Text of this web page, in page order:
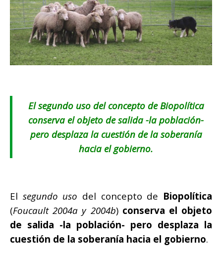
El segundo uso del concepto de Biopolítica
conserva el objeto de salida -la población-
pero desplaza la cuestión de la soberanía
hacia el gobierno.
El segundo uso del concepto de Biopolítica
(Foucault 2004a y 2004b) conserva el objeto
de salida -la población- pero desplaza la
cuestión de la soberanía hacia el gobierno.